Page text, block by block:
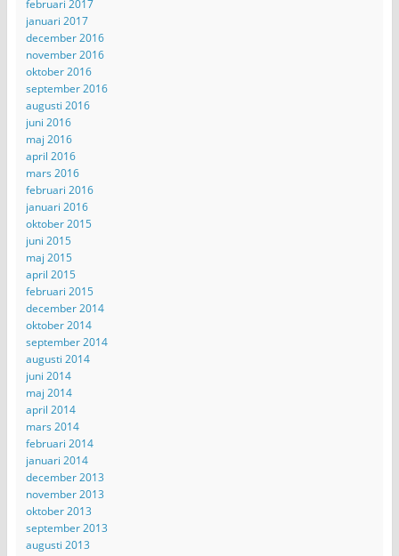
februari 2017
januari 2017
december 2016
november 2016
oktober 2016
september 2016
augusti 2016
juni 2016
maj 2016
april 2016
mars 2016
februari 2016
januari 2016
oktober 2015
juni 2015
maj 2015
april 2015
februari 2015
december 2014
oktober 2014
september 2014
augusti 2014
juni 2014
maj 2014
april 2014
mars 2014
februari 2014
januari 2014
december 2013
november 2013
oktober 2013
september 2013
augusti 2013